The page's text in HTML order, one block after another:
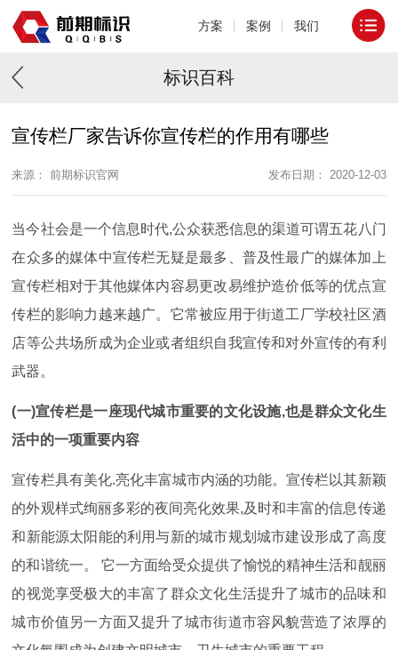
方案 案例 我们
标识百科
宣传栏厂家告诉你宣传栏的作用有哪些
来源： 前期标识官网 发布日期： 2020-12-03
当今社会是一个信息时代,公众获悉信息的渠道可谓五花八门
在众多的媒体中宣传栏无疑是最多、普及性最广的媒体加上
宣传栏相对于其他媒体内容易更改易维护造价低等的优点宣
传栏的影响力越来越广。它常被应用于街道工厂学校社区酒
店等公共场所成为企业或者组织自我宣传和对外宣传的有利
武器。
(一)宣传栏是一座现代城市重要的文化设施,也是群众文化生
活中的一项重要内容
宣传栏具有美化.亮化丰富城市内涵的功能。宣传栏以其新颖
的外观样式绚丽多彩的夜间亮化效果,及时和丰富的信息传递
和新能源太阳能的利用与新的城市规划城市建设形成了高度
的和谐统一。 它一方面给受众提供了愉悦的精神生活和靓丽
的视觉享受极大的丰富了群众文化生活提升了城市的品味和
城市价值另一方面又提升了城市街道市容风貌营造了浓厚的